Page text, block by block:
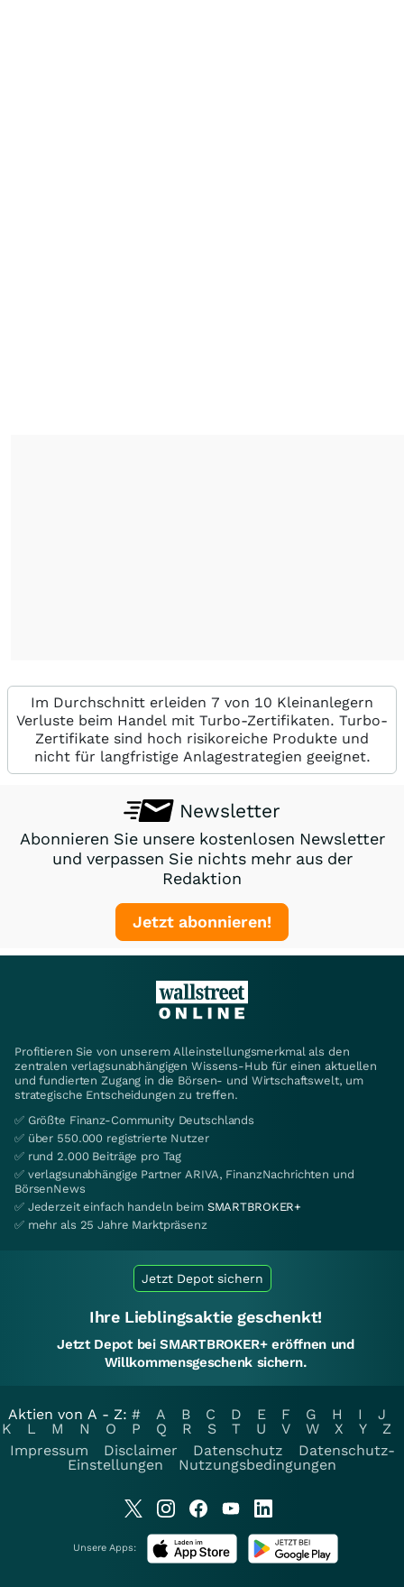
Im Durchschnitt erleiden 7 von 10 Kleinanlegern
Verluste beim Handel mit Turbo-Zertifikaten. Turbo-
Zertifikate sind hoch risikoreiche Produkte und
nicht für langfristige Anlagestrategien geeignet.
Newsletter
Abonnieren Sie unsere kostenlosen Newsletter
und verpassen Sie nichts mehr aus der
Redaktion
Jetzt abonnieren!
Profitieren Sie von unserem Alleinstellungsmerkmal als den
zentralen verlagsunabhängigen Wissens-Hub für einen aktuellen
und fundierten Zugang in die Börsen- und Wirtschaftswelt, um
strategische Entscheidungen zu treffen.
✅ Größte Finanz-Community Deutschlands
✅ über 550.000 registrierte Nutzer
✅ rund 2.000 Beiträge pro Tag
✅ verlagsunabhängige Partner ARIVA, FinanzNachrichten und
BörsenNews
✅ Jederzeit einfach handeln beim SMARTBROKER+
✅ mehr als 25 Jahre Marktpräsenz
Jetzt Depot sichern
Ihre Lieblingsaktie geschenkt!
Jetzt Depot bei SMARTBROKER+ eröffnen und
Willkommensgeschenk sichern.
Aktien von A - Z: # A B C D E F G H I
J
K
L M N O P Q R S T U V W X Y
Z
Impressum
Disclaimer Datenschutz
Datenschutz-
Einstellungen
Nutzungsbedingungen
Unsere Apps: